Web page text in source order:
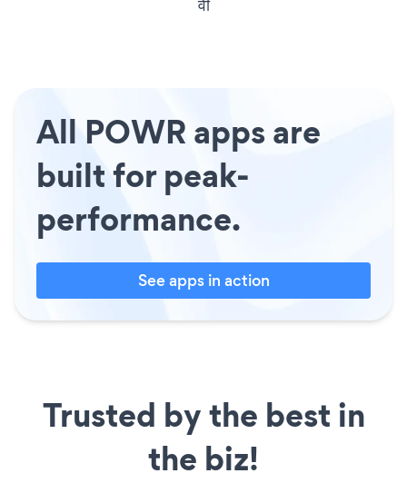
All POWR apps are
built for peak-
performance.
See apps in action
Trusted by the best in
the biz!